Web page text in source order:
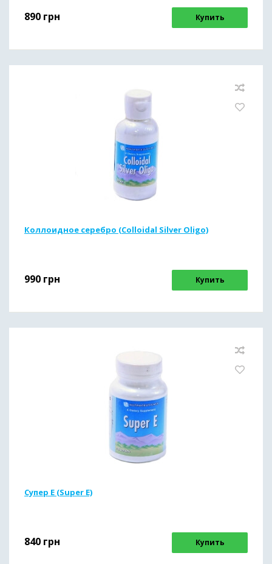
890 грн Купить
Коллоидное серебро (Colloidal Silver Oligo)
990 грн Купить
Супер Е (Super E)
840 грн Купить